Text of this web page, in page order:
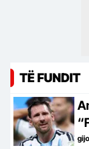
TË FUNDIT